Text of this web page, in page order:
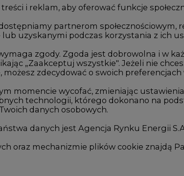
Zmiany kadrowe na rynku
Studio CIRE
Rozmowy o energetyce
Gospodarka
Geopolityka
i reklam, aby oferować funkcje
partnerom
uzyskanymi podczas korzystania z ich
zgody. Zgoda jest dobrowolna i w
„Zaakceptuj wszystkie". Jeżeli nie
zdecydować o swoich
momencie wycofać, zmieniając
technologii, którego dokonano na
danych osobowych.
danych jest Agencja Rynku Energii
oraz mechanizmie plików cookie znajdą